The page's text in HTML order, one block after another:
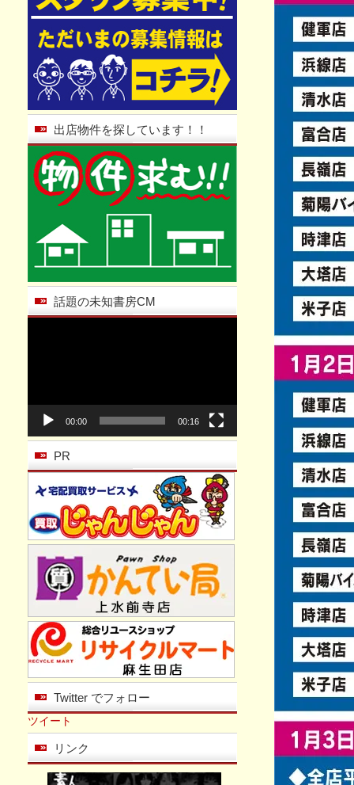
出店物件を探しています！！
話題の未知書房CM
00:00 00:16
PR
Twitter でフォロー
ツイート
リンク